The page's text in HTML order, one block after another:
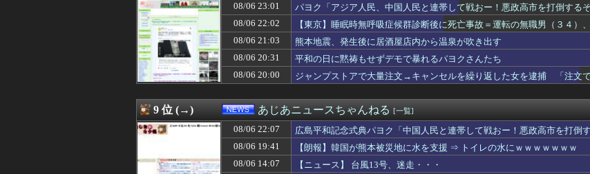
08/06 23:19
【試合後コメント】新庄監督｜ソフトバンク 17回戦｜コメントまとめ｜8/5
08/06 23:18
【相場】ドル円、上抜け 1ドル158円台
08/06 23:16
【悲報】KBO 既に猛暑で合計20試合中止にｗｗｗｗｗｗｗｗｗｗ
08/06 23:15
【朗報】どすけべ一流グラドル集結した結果www
08/06 23:12
【衝撃】藤原紀香＆ののかちゃん、異色のコンビで「まんが日本昔ばなし」を舞台化し
08/06 23:12
ブロリーMADを初めて見たんだが
08/06 23:12
先週、嫁の妹と「口移し」で酒を飲んで興奮した。おそらく男女の関係になる
08/06 23:11
【画像】小倉ゆうか（元・小倉優香）が水着グラビア復帰ｗｗｗｗｗ
08/06 23:10
【修羅場】居酒屋でワンナイトした相手が父の部下だった件wwww
08/06 23:10
【画像】中国で2億年に1人のデカ乳美少女が出現するｗｗｗwｗｗｗｗｗｗｗｗ❤
【死亡説】久しぶりに地元の同窓会に行ったら、私を見た瞬間何人かが固まった 私は
クマが害獣扱いされる風潮にドラマ脚本家が不快感、「何度もクマに会ったことがあ
08/06 23:10
【速報】森山裕・自民党前幹事長「高市総理の個人的なSNS投稿が習近平主席を怒ら...
08/06 23:01
パヨク「アジア人民、中国人民と連帯して戦おー！悪政高市を打倒するぞ
08/06 22:02
【東京】睡眠時無呼吸症候群診断後に死亡事故＝運転の無職男（３４
08/06 21:03
熊本地震、発生後に居酒屋店内から温泉が吹き出す
08/06 20:31
平和の日に黙祷もせずデモで暴れるパヨクさんたち
08/06 20:00
ジャンプストアで大量注文→キャンセルを繰り返した女を逮捕 「注文
9 位 (→) あじあニュースちゃんねる [一覧]
08/06 22:07
広島平和記念式典パヨク「中国人民と連帯して戦おー！悪政高市を打倒す
08/06 19:41
【朗報】韓国が熊本被災地に水を支援 ⇒ トイレの水にｗｗｗｗｗｗｗ
08/06 14:07
【ニュース】 台風13号、迷走・・・